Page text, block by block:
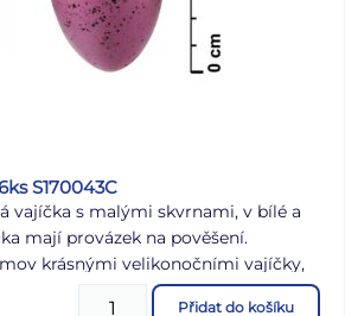
S170043C
vajíčka s malými skvrnami, v bílé a
mají provázek na pověšení.
krásnými velikonočními vajíčky,
atmosféru Velikonoc! Tuto
Přidat do košíku